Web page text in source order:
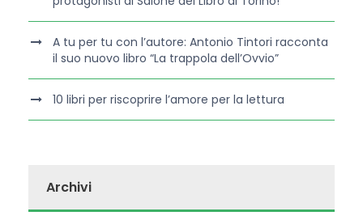
A tu per tu con l’autore: Antonio Tintori racconta
il suo nuovo libro “La trappola dell’Ovvio”
10 libri per riscoprire l’amore per la lettura
Archivi